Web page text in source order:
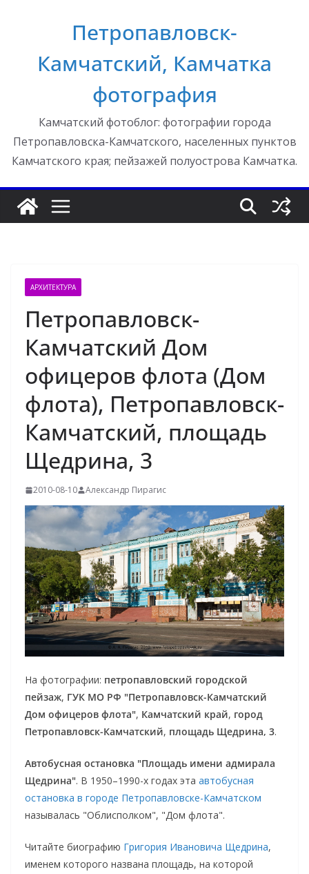
Петропавловск-
Камчатский, Камчатка
фотография
Камчатский фотоблог: фотографии города
Петропавловска-Камчатского, населенных пунктов
Камчатского края; пейзажей полуострова Камчатка.
АРХИТЕКТУРА
Петропавловск-
Камчатский Дом
офицеров флота (Дом
флота), Петропавловск-
Камчатский, площадь
Щедрина, 3
2010-08-10 Александр Пирагис
На фотографии: петропавловский городской
пейзаж, ГУК МО РФ "Петропавловск-Камчатский
Дом офицеров флота", Камчатский край, город
Петропавловск-Камчатский, площадь Щедрина, 3.
Автобусная остановка "Площадь имени адмирала
Щедрина". В 1950–1990-х годах эта автобусная
остановка в городе Петропавловске-Камчатском
называлась "Облисполком", "Дом флота".
Читайте биографию Григория Ивановича Щедрина,
именем которого названа площадь, на которой